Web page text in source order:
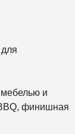
и
финишная